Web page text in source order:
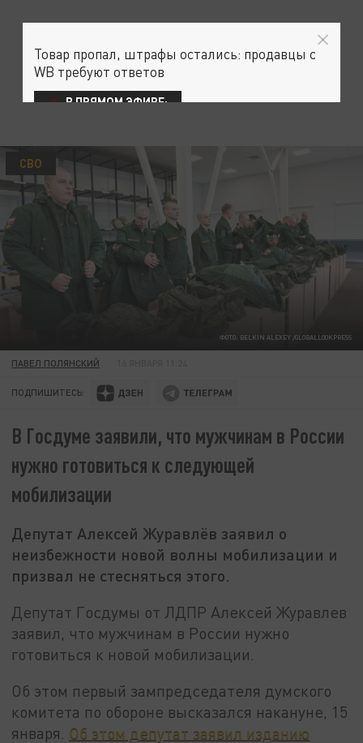
ФОТО: BELKIN ALEXEY /GLOBALLOOKPRESS
СВО
ПАВЕЛ ПОЛЯНСКИЙ
ПОДПИШИТЕСЬ:
В Госдуме заявили, что мужчинам в России
нужно готовиться к следующей
мобилизации
Депутат Алексей Журавлёв заявил о
неизбежности новой волны мобилизации и
призвал не стесняться этого.
Депутат Госдумы от ЛДПР Алексей Журавлев
заявил, что мужчинам в России нужно
готовиться к новой мобилизации.
Об этом первый зампредседателя думского
комитета по обороне высказался накануне, 15
января. Об этом депутат заявил изданию
Товар пропал, штрафы остались: продавцы с
WB требуют ответов
В ПРЯМОМ ЭФИРЕ: